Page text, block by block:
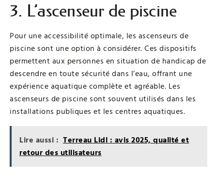
3. L’ascenseur de piscine
Pour une accessibilité optimale, les ascenseurs de
piscine sont une option à considérer. Ces dispositifs
permettent aux personnes en situation de handicap de
descendre en toute sécurité dans l’eau, offrant une
expérience aquatique complète et agréable. Les
ascenseurs de piscine sont souvent utilisés dans les
installations publiques et les centres aquatiques.
Lire aussi : Terreau Lidl : avis 2025, qualité et
retour des utilisateurs